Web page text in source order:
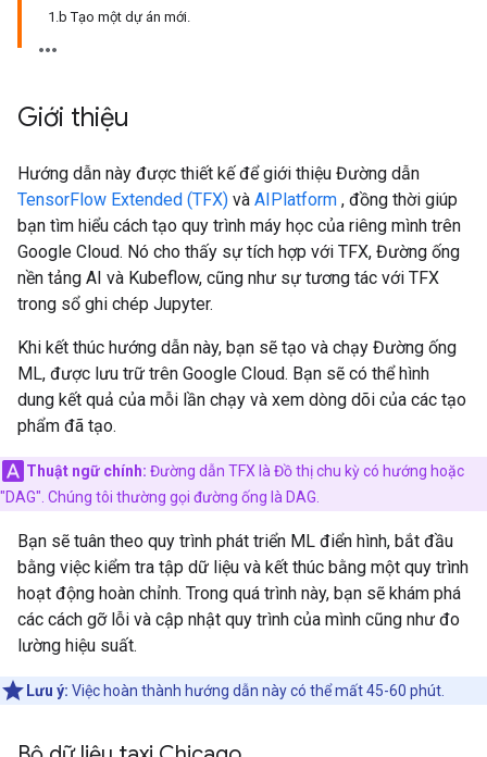
1.b Tạo một dự án mới.
Giới thiệu
Hướng dẫn này được thiết kế để giới thiệu Đường dẫn
TensorFlow Extended (TFX) và AIPlatform , đồng thời giúp
bạn tìm hiểu cách tạo quy trình máy học của riêng mình trên
Google Cloud. Nó cho thấy sự tích hợp với TFX, Đường ống
nền tảng AI và Kubeflow, cũng như sự tương tác với TFX
trong sổ ghi chép Jupyter.
Khi kết thúc hướng dẫn này, bạn sẽ tạo và chạy Đường ống
ML, được lưu trữ trên Google Cloud. Bạn sẽ có thể hình
dung kết quả của mỗi lần chạy và xem dòng dõi của các tạo
phẩm đã tạo.
Thuật ngữ chính: Đường dẫn TFX là Đồ thị chu kỳ có hướng hoặc
"DAG". Chúng tôi thường gọi đường ống là DAG.
Bạn sẽ tuân theo quy trình phát triển ML điển hình, bắt đầu
bằng việc kiểm tra tập dữ liệu và kết thúc bằng một quy trình
hoạt động hoàn chỉnh. Trong quá trình này, bạn sẽ khám phá
các cách gỡ lỗi và cập nhật quy trình của mình cũng như đo
lường hiệu suất.
Lưu ý: Việc hoàn thành hướng dẫn này có thể mất 45-60 phút.